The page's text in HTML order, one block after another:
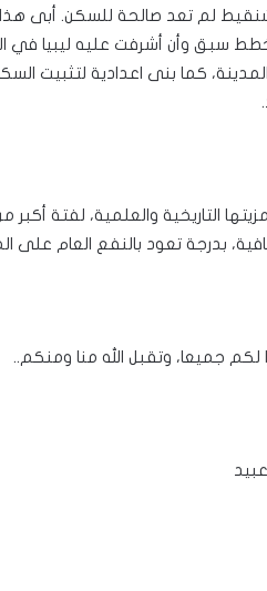
شنقيط لم تعد صالحة للسكن. أبى
سبق وأن أشرفت عليه ليبيا في
كما بنى اعدادية لتثبيت
التاريخية والعلمية، لفتة أكبر
بدرجة تعود بالنفع العام على
جميعا، وتقبل الله منا ومنكم..